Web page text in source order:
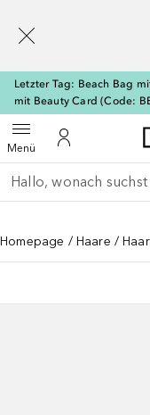
Letzter Tag: Beach Bag
mit Beauty Card (Code:
MenüMenü öffnenZu Meinem
Gehe zurück
Suche ausführen
Homepage Haare